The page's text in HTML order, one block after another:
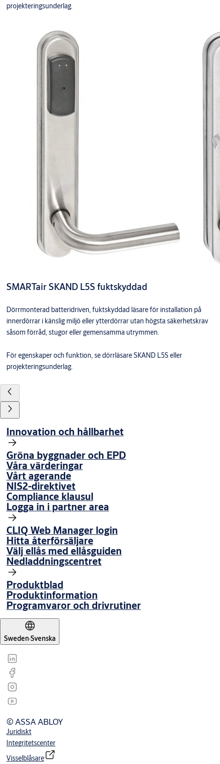
projekteringsunderlag.
SMARTair SKAND L5S fuktskyddad
Dörrmonterad batteridriven, fuktskyddad läsare för installation på
innerdörrar i känslig miljö eller ytterdörrar utan högsta säkerhetskrav
såsom förråd, stugor eller gemensamma utrymmen.
För egenskaper och funktion, se dörrläsare SKAND L5S eller
projekteringsunderlag.
Innovation och hållbarhet
Gröna byggnader och EPD
Våra värderingar
Vårt agerande
NIS2-direktivet
Compliance klausul
Logga in i partner area
CLIQ Web Manager login
Hitta återförsäljare
Välj ellås med ellåsguiden
Nedladdningscentret
Produktblad
Produktinformation
Programvaror och drivrutiner
Sweden·Svenska
© ASSA ABLOY
Juridiskt
Integritetscenter
Visselblåsare